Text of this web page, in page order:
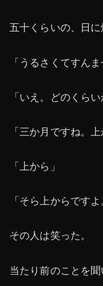
五十くらいの、日に
「うるさくてすんま
「いえ。どのくら
「三か月ですね。
「上から」
「そら上からです
その人は笑った。
当たり前のことを